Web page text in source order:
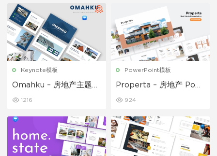
Keynote模板
Omahku – 房地产主题演
1216
PowerPoint模板
Properta – 房地产 Pow
924